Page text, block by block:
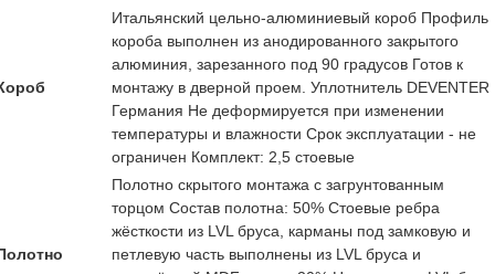
Итальянский цельно-алюминиевый короб Профиль
короба выполнен из анодированного закрытого
алюминия, зарезанного под 90 градусов Готов к
монтажу в дверной проем. Уплотнитель DEVENTER
Германия Не деформируется при изменении
температуры и влажности Срок эксплуатации - не
ограничен Комплект: 2,5 стоевые
Полотно скрытого монтажа с загрунтованным
торцом Состав полотна: 50% Стоевые ребра
жёсткости из LVL бруса, карманы под замковую и
петлевую часть выполнены из LVL бруса и